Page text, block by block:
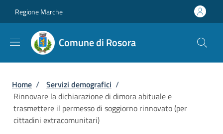
Regione Marche
Comune di Rosora
Briciole di pane
Home / Servizi demografici /
Rinnovare la dichiarazione di dimora abituale e
trasmettere il permesso di soggiorno rinnovato (per
cittadini extracomunitari)